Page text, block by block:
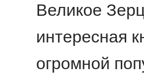
Великое
интересная
огромной